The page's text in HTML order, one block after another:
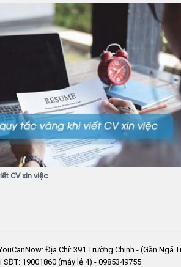
CV xin việc
Địa Chỉ: 391 Trường Chinh - (Gần Ngã
SĐT: 19001860 (máy lẻ 4) - 0985349755